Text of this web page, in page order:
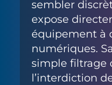
sembler
expose
équipement à
numériques.
simple filtrage
l’interdiction